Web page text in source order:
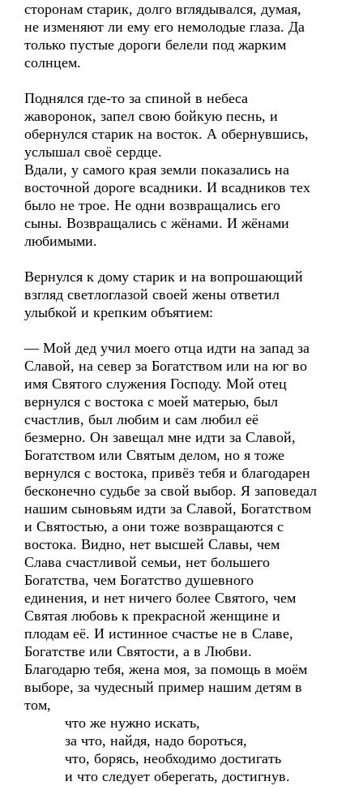
сторонам старик, долго вглядывался, думая,
не изменяют ли ему его немолодые глаза. Да
только пустые дороги белели под жарким
солнцем.
Поднялся где-то за спиной в небеса
жаворонок, запел свою бойкую песнь, и
обернулся старик на восток. А обернувшись,
услышал своё сердце.
Вдали, у самого края земли показались на
восточной дороге всадники. И всадников тех
было не трое. Не одни возвращались его
сыны. Возвращались с жёнами. И жёнами
любимыми.
Вернулся к дому старик и на вопрошающий
взгляд светлоглазой своей жены ответил
улыбкой и крепким объятием:
— Мой дед учил моего отца идти на запад за
Славой, на север за Богатством или на юг во
имя Святого служения Господу. Мой отец
вернулся с востока с моей матерью, был
счастлив, был любим и сам любил её
безмерно. Он завещал мне идти за Славой,
Богатством или Святым делом, но я тоже
вернулся с востока, привёз тебя и благодарен
бесконечно судьбе за свой выбор. Я заповедал
нашим сыновьям идти за Славой, Богатством
и Святостью, а они тоже возвращаются с
востока. Видно, нет высшей Славы, чем
Слава счастливой семьи, нет большего
Богатства, чем Богатство душевного
единения, и нет ничего более Святого, чем
Святая любовь к прекрасной женщине и
плодам её. И истинное счастье не в Славе,
Богатстве или Святости, а в Любви.
Благодарю тебя, жена моя, за помощь в моём
выборе, за чудесный пример нашим детям в
том,
что же нужно искать,
за что, найдя, надо бороться,
что, борясь, необходимо достигать
и что следует оберегать, достигнув.